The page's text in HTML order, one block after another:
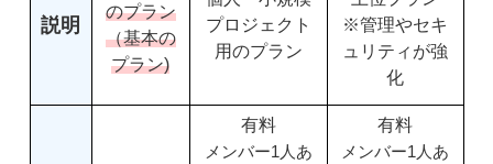
説明
のプラン
（基本の
プラン)
プロジェクト
用のプラン
※管理やセキ
ュリティが強
化
有料
メンバー1人あ
有料
メンバー1人あ